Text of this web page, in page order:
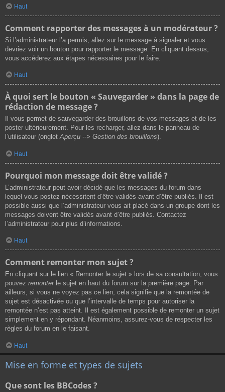
Haut
Comment rapporter des messages à un modérateur ?
Si l’administrateur l’a permis, allez sur le message à signaler et vous
devriez voir un bouton pour rapporter le message. En cliquant dessus,
vous accéderez aux étapes nécessaires pour le faire.
Haut
À quoi sert le bouton « Sauvegarder » dans la page de
rédaction de message ?
Il vous permet de sauvegarder des brouillons de vos messages et de les
poster ultérieurement. Pour les recharger, allez dans le panneau de
l’utilisateur (ongletAperçu --> Gestion des brouillons).
Haut
Pourquoi mon message doit être validé ?
L’administrateur peut avoir décidé que les messages du forum dans
lequel vous postez nécessitent d’être validés avant d’être publiés. Il est
possible aussi que l’administrateur vous ait placé dans un groupe dont les
messages doivent être validés avant d’être publiés. Contactez
l’administrateur pour plus d’informations.
Haut
Comment remonter mon sujet ?
En cliquant sur le lien « Remonter le sujet » lors de sa consultation, vous
pouvez remonterle sujet en haut du forum sur la première page. Par
ailleurs, si vous ne voyez pas ce lien, cela signifie que la remontée de
sujet est désactivée ou que l’intervalle de temps pour autoriser la
remontée n’est pas atteint. Il est également possible de remonter un sujet
simplement en y répondant. Néanmoins, assurez-vous de respecter les
règles du forum en le faisant.
Haut
Mise en forme et types de sujets
Que sont les BBCodes ?